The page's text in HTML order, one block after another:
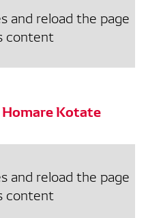
and reload the page
content
Kotate
and reload the page
content